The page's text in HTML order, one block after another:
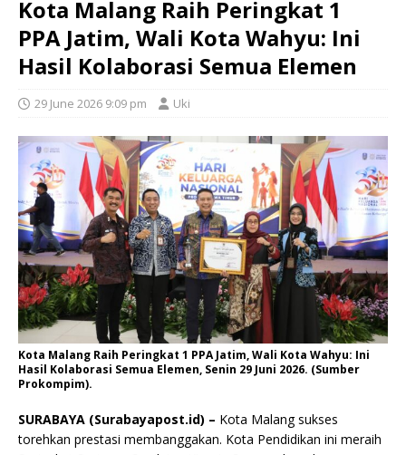
Kota Malang Raih Peringkat 1
PPA Jatim, Wali Kota Wahyu: Ini
Hasil Kolaborasi Semua Elemen
29 June 2026 9:09 pm Uki
Kota Malang Raih Peringkat 1 PPA Jatim, Wali Kota Wahyu: Ini
Hasil Kolaborasi Semua Elemen, Senin 29 Juni 2026. (Sumber
Prokompim).
SURABAYA (Surabayapost.id) – Kota Malang sukses
torehkan prestasi membanggakan. Kota Pendidikan ini meraih